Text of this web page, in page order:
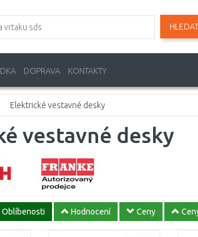
HLEDAT
DOPRAVA KONTAKTY
Elektrické vestavné desky
vestavné desky
Oblíbenosti Hodnocení Ceny